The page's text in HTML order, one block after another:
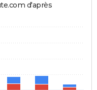
d'après